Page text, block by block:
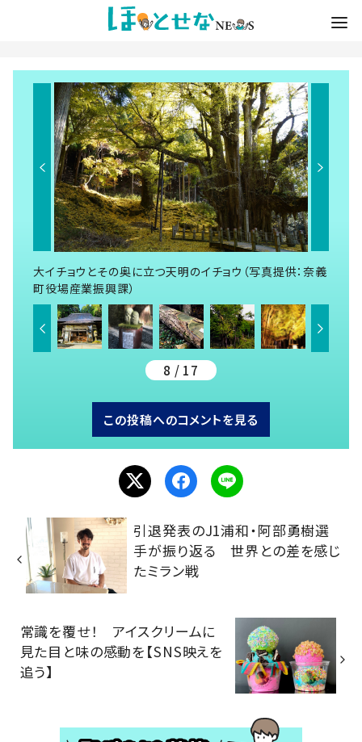
大イチョウとその奥に立つ天明のイチョウ（写真提供：奈義
町役場産業振興課）
8 / 17
この投稿へのコメントを見る
引退発表のJ1浦和・阿部勇樹選
手が振り返る 世界との差を感じ
たミラン戦
常識を覆せ！ アイスクリームに
見た目と味の感動を【SNS映えを
追う】